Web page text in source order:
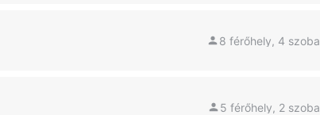
8 férőhely, 4 szoba
5 férőhely, 2 szoba